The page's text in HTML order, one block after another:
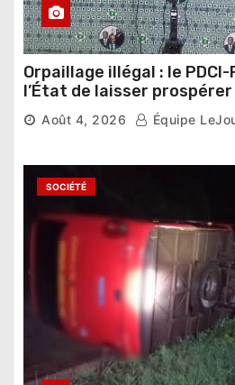
Orpaillage illégal : le PDCI-RDA «
l’État de laisser
national »
Août 4, 2026 Équipe
SOCIÉTÉ